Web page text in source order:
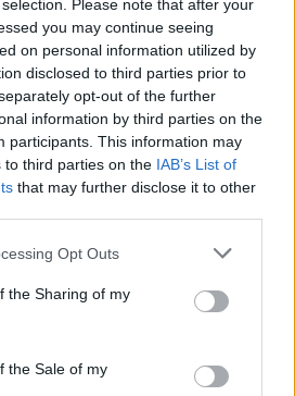
Please note that after your
you may continue seeing
on personal information utilized by
disclosed to third parties prior to
opt-out of the further
information by third parties on the
participants. This information may
to third parties on the IAB’s List of
that may further disclose it to other
app uses one or more Google
usage behaviour. You may click to
Google and its third-party tags to
specified purposes in below Google
Opt Outs
the Sharing of my
the Sale of my
Követem
#POLGÁRMESTER